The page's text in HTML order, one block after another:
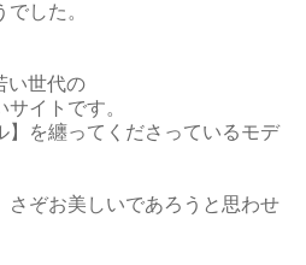
した。
い世代の
イトです。
】を纏ってくださっているモデ
さぞお美しいであろうと思わせ